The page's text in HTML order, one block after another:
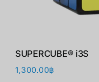
SUPERCUBE® i3S
1,300.00฿